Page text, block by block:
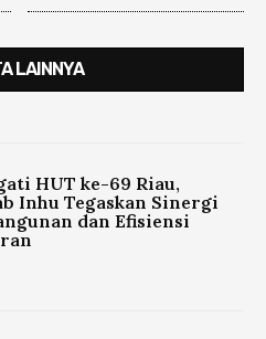
LAINNYA
HUT ke-69 Riau,
Inhu Tegaskan Sinergi
dan Efisiensi